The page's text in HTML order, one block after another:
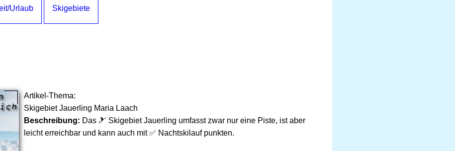
Urlaub Skigebiete
Artikel-Thema:
Skigebiet Jauerling Maria Laach
Beschreibung: Das 🎿 Skigebiet Jauerling umfasst zwar nur eine Piste, ist aber
leicht erreichbar und kann auch mit ✅ Nachtskilauf punkten.